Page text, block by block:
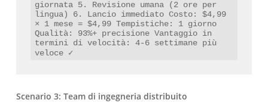
giornata 5. Revisione umana (2 ore per
lingua) 6. Lancio immediato Costo: $4,99
× 1 mese = $4,99 Tempistiche: 1 giorno
Qualità: 93%+ precisione Vantaggio in
termini di velocità: 4-6 settimane più
veloce ✓
Scenario 3: Team di ingegneria distribuito